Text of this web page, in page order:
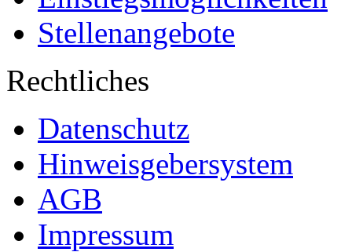
Stellenangebote
Rechtliches
Datenschutz
Hinweisgebersystem
AGB
Impressum